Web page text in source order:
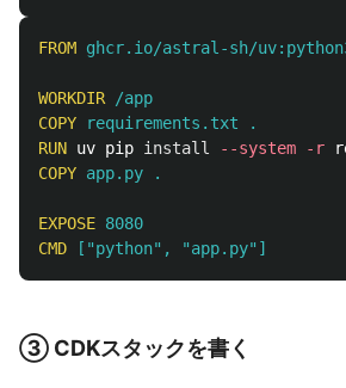
FROM ghcr.io/astral-sh/
WORKDIR /app
COPY requirements.txt .
RUN uv pip install --system -r
COPY app.py .
EXPOSE 8080
CMD ["python", "app.py"]
③ CDKスタックを書く